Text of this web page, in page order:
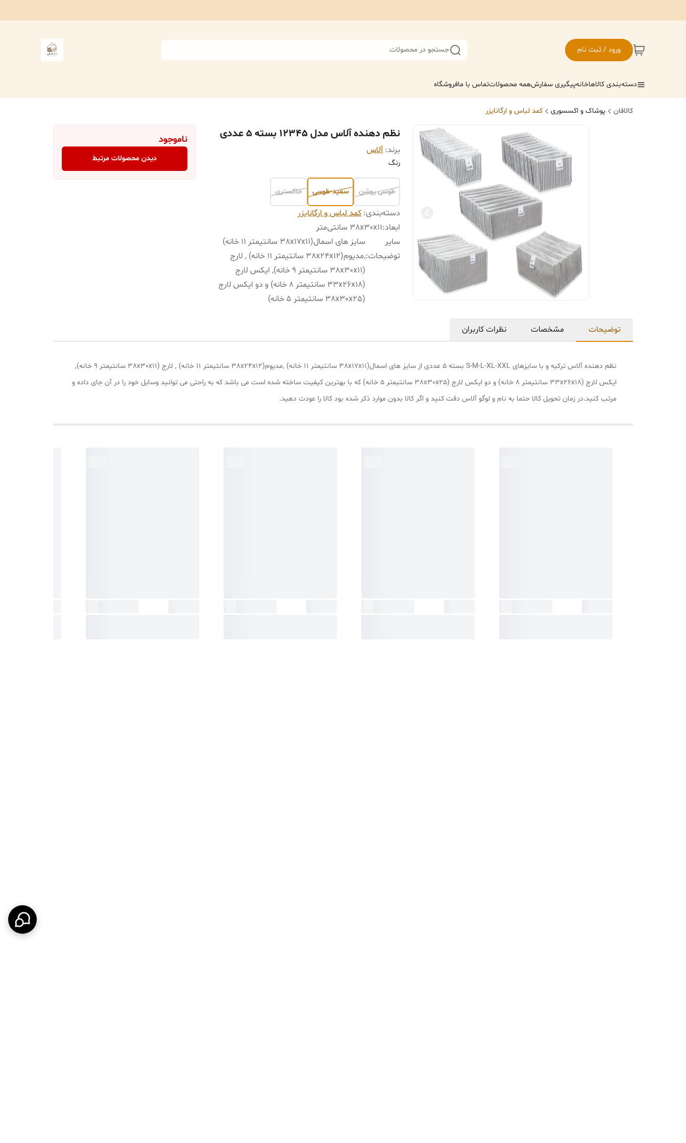
ورود / ثبت نام جستجو در محصولات
دسته‌بندی کالاهاخانهپیگیری سفارشهمه محصولاتتماس با مافروشگاه
کالافان پوشاک و اکسسوری کمد لباس و ارگانایزر
نظم دهنده آلاس مدل 12345 بسته 5 عددی
برند: آلاس
رنگ
طوسی روشن سفید-طوسی خاکستری
دسته‌بندی:کمد لباس و ارگانایزر
ابعاد:38x30x11 سانتی‌متر
سایر
توضیحات:
سایز های اسمال(38x17x11 سانتیمتر 11 خانه)
,مدیوم(38x24x12 سانتیمتر 11 خانه) , لارج
(38x30x11 سانتیمتر 9 خانه), ایکس لارج
(33x26x18 سانتیمتر 8 خانه) و دو ایکس لارج
(38x30x25 سانتیمتر 5 خانه)
ناموجود
دیدن محصولات مرتبط
توضیحات مشخصات نظرات کاربران
نظم دهنده آلاس ترکیه و با سایزهای S-M-L-XL-XXL بسته 5 عددی از سایز های اسمال(38x17x11 سانتیمتر 11 خانه) ,مدیوم(38x24x12 سانتیمتر 11 خانه) , لارج (38x30x11 سانتیمتر 9 خانه),
ایکس لارج (33x26x18 سانتیمتر 8 خانه) و دو ایکس لارج (38x30x25 سانتیمتر 5 خانه) که با بهترین کیفیت ساخته شده است می باشد که به راحتی می توانید وسایل خود را در آن جای داده و
مرتب کنید.در زمان تحویل کالا حتما به نام و لوگو آلاس دقت کنید و اگر کالا بدون موارد ذکر شده بود کالا را عودت دهید.